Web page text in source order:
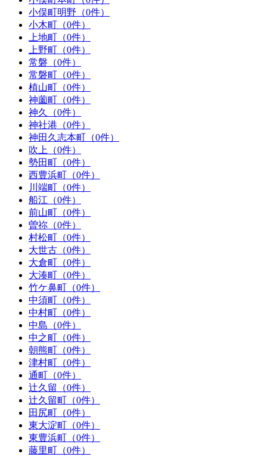
小俣町明野（0件）
小木町（0件）
上地町（0件）
上野町（0件）
常磐（0件）
常磐町（0件）
植山町（0件）
神薗町（0件）
神久（0件）
神社港（0件）
神田久志本町（0件）
吹上（0件）
勢田町（0件）
西豊浜町（0件）
川端町（0件）
船江（0件）
前山町（0件）
曽祢（0件）
村松町（0件）
大世古（0件）
大倉町（0件）
大湊町（0件）
竹ケ鼻町（0件）
中須町（0件）
中村町（0件）
中島（0件）
中之町（0件）
朝熊町（0件）
津村町（0件）
通町（0件）
辻久留（0件）
辻久留町（0件）
田尻町（0件）
東大淀町（0件）
東豊浜町（0件）
藤里町（0件）